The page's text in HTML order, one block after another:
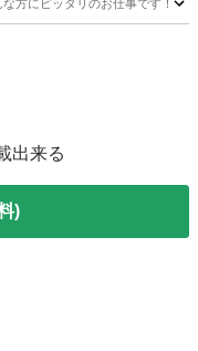
方にピッタリのお仕事です！
出来る
)